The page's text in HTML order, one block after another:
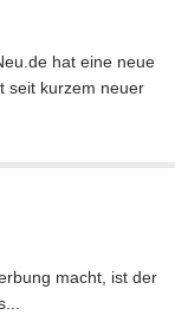
hat eine neue
seit kurzem neuer
macht, ist der